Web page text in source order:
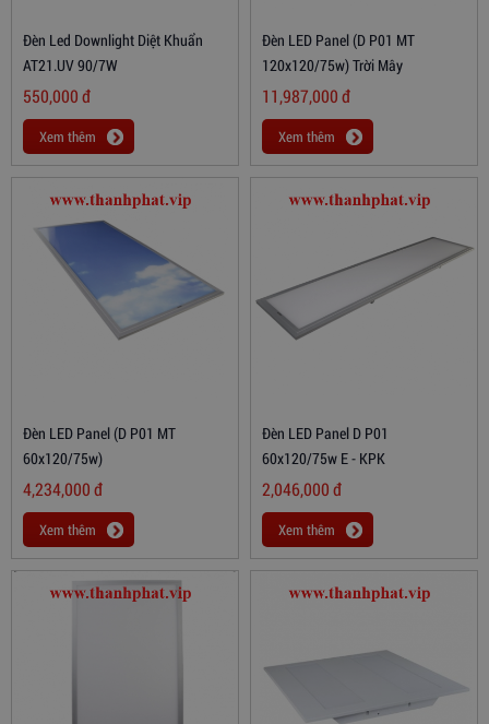
Đèn Led Downlight Diệt Khuẩn
AT21.UV 90/7W
550,000đ
Xem thêm
Đèn LED Panel (D P01 MT
120x120/75w) Trời Mây
11,987,000đ
Xem thêm
Đèn LED Panel (D P01 MT
60x120/75w)
4,234,000đ
Xem thêm
Đèn LED Panel D P01
60x120/75w E - KPK
2,046,000đ
Xem thêm